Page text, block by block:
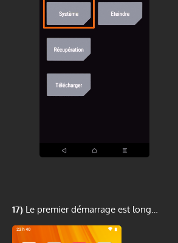
17) Le premier démarrage est long…